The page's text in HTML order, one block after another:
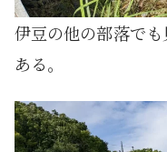
伊豆の他の部落で
ある。